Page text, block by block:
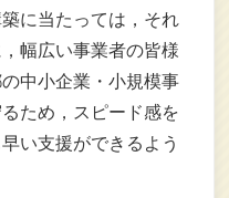
に当たっては，それ
幅広い事業者の皆様
中小企業・小規模事
ため，スピード感を
い支援ができるよう